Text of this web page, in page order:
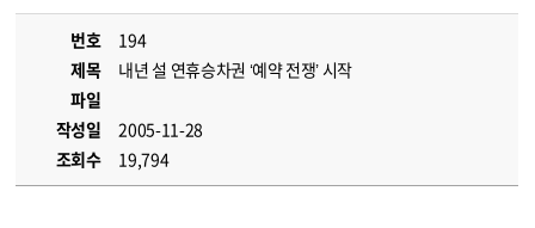
번호
194
제목
내년 설 연휴승차권 ‘예약 전쟁’ 시작
파일
작성일
2005-11-28
조회수
19,794